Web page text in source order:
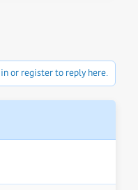
or register to reply here.